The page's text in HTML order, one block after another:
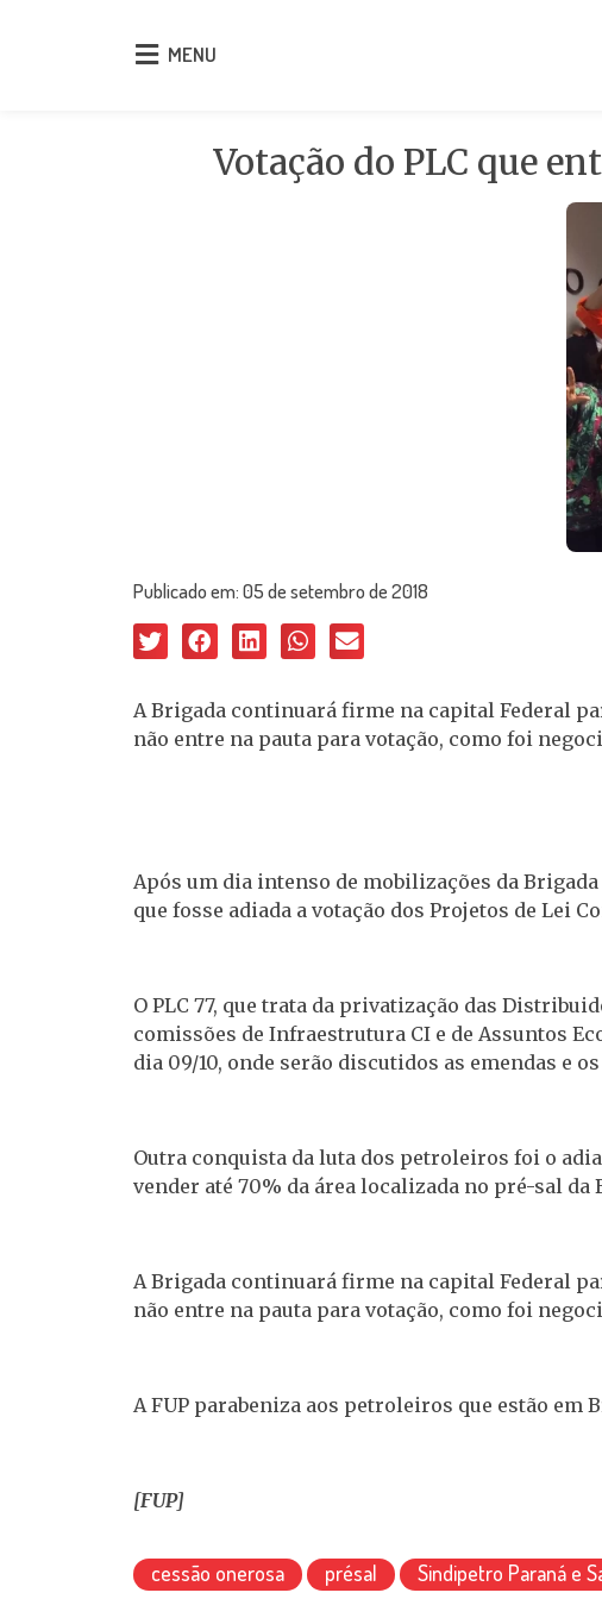
MENU
Votação do PLC que
Publicado em:05 de setembro de 2018
A Brigada continuará firme na capital Federal
não entre na pauta para votação, como foi
Após um dia intenso de mobilizações da
que fosse adiada a votação dos Projetos de Lei
O PLC 77, que trata da privatização das
comissões de Infraestrutura CI e de Assuntos
dia 09/10, onde serão discutidos as emendas e
Outra conquista da luta dos petroleiros foi o
vender até 70% da área localizada no pré-sal da
A Brigada continuará firme na capital Federal
não entre na pauta para votação, como foi
A FUP parabeniza aos petroleiros que estão
[FUP]
cessão onerosa présal Sindipetro Paraná e